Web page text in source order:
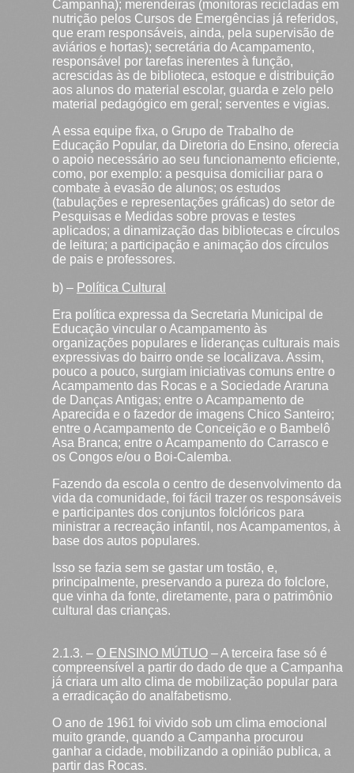
Campanha); merendeiras (monitoras recicladas em
nutrição pelos Cursos de Emergências já referidos,
que eram responsáveis, ainda, pela supervisão de
aviários e hortas); secretária do Acampamento,
responsável por tarefas inerentes à função,
acrescidas às de biblioteca, estoque e distribuição
aos alunos do material escolar, guarda e zelo pelo
material pedagógico em geral; serventes e vigias.
A essa equipe fixa, o Grupo de Trabalho de
Educação Popular, da Diretoria do Ensino, oferecia
o apoio necessário ao seu funcionamento eficiente,
como, por exemplo: a pesquisa domiciliar para o
combate à evasão de alunos; os estudos
(tabulações e representações gráficas) do setor de
Pesquisas e Medidas sobre provas e testes
aplicados; a dinamização das bibliotecas e círculos
de leitura; a participação e animação dos círculos
de pais e professores.
b) – Política Cultural
Era política expressa da Secretaria Municipal de
Educação vincular o Acampamento às
organizações populares e lideranças culturais mais
expressivas do bairro onde se localizava. Assim,
pouco a pouco, surgiam iniciativas comuns entre o
Acampamento das Rocas e a Sociedade Araruna
de Danças Antigas; entre o Acampamento de
Aparecida e o fazedor de imagens Chico Santeiro;
entre o Acampamento de Conceição e o Bambelô
Asa Branca; entre o Acampamento do Carrasco e
os Congos e/ou o Boi-Calemba.
Fazendo da escola o centro de desenvolvimento da
vida da comunidade, foi fácil trazer os responsáveis
e participantes dos conjuntos folclóricos para
ministrar a recreação infantil, nos Acampamentos, à
base dos autos populares.
Isso se fazia sem se gastar um tostão, e,
principalmente, preservando a pureza do folclore,
que vinha da fonte, diretamente, para o patrimônio
cultural das crianças.
2.1.3. – O ENSINO MÚTUO – A terceira fase só é
compreensível a partir do dado de que a Campanha
já criara um alto clima de mobilização popular para
a erradicação do analfabetismo.
O ano de 1961 foi vivido sob um clima emocional
muito grande, quando a Campanha procurou
ganhar a cidade, mobilizando a opinião publica, a
partir das Rocas.